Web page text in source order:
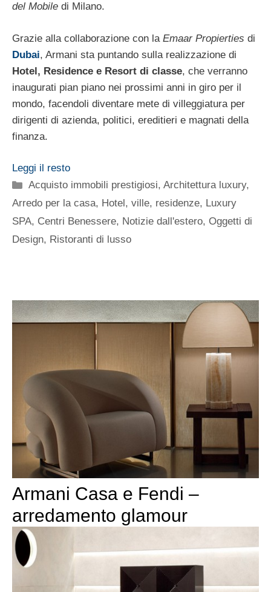
del Mobile di Milano.
Grazie alla collaborazione con la Emaar Propierties di
Dubai, Armani sta puntando sulla realizzazione di
Hotel, Residence e Resort di classe, che verranno
inaugurati pian piano nei prossimi anni in giro per il
mondo, facendoli diventare mete di villeggiatura per
dirigenti di azienda, politici, ereditieri e magnati della
finanza.
Leggi il resto
Categorie
Acquisto immobili prestigiosi,Architettura luxury,
Arredo per la casa, Hotel, ville, residenze, Luxury
SPA, Centri Benessere, Notizie dall'estero, Oggetti di
Design, Ristoranti di lusso
Armani Casa e Fendi –
arredamento glamour